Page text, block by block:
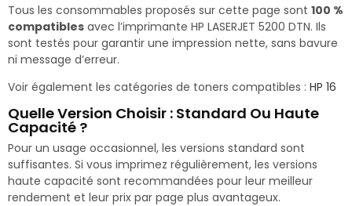
Tous les consommables proposés sur cette page sont 100 %
compatibles avec l’imprimante HP LASERJET 5200 DTN. Ils
sont testés pour garantir une impression nette, sans bavure
ni message d’erreur.
Voir également les catégories de toners compatibles : HP 16
Quelle Version Choisir : Standard Ou Haute
Capacité ?
Pour un usage occasionnel, les versions standard sont
suffisantes. Si vous imprimez régulièrement, les versions
haute capacité sont recommandées pour leur meilleur
rendement et leur prix par page plus avantageux.